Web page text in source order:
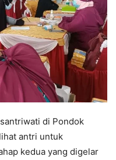
di Pondok
antri untuk
kedua yang digelar